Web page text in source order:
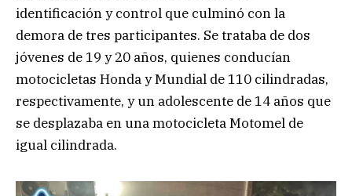
identificación y control que culminó con la
demora de tres participantes. Se trataba de dos
jóvenes de 19 y 20 años, quienes conducían
motocicletas Honda y Mundial de 110 cilindradas,
respectivamente, y un adolescente de 14 años que
se desplazaba en una motocicleta Motomel de
igual cilindrada.